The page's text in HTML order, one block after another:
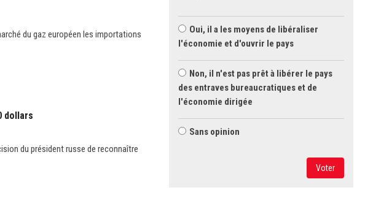
du gaz européen les importations
dollars
du président russe de reconnaître
Oui, il a les moyens de libéraliser
l'économie et d'ouvrir le pays
Non, il n'est pas prêt à libérer le pays
des entraves bureaucratiques et de
l'économie dirigée
Sans opinion
Voter